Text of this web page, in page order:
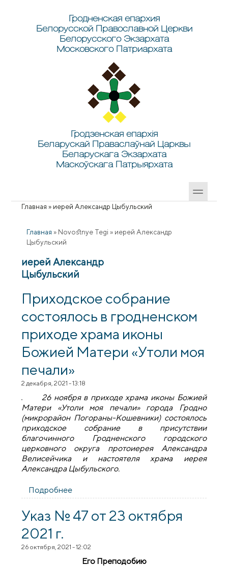
Гродненская епархия
Белорусской Православной Церкви
Белорусского Экзархата
Московского Патриархата
Гродзенская епархія
Беларускай Праваслаўнай Царквы
Беларускага Экзархата
Маскоўскага Патрыярхата
Вы здесь
Главная » иерей Александр Цыбульский
Главная » Novostnye Tegi » иерей Александр
Цыбульский
иерей Александр
Цыбульский
Приходское собрание
состоялось в гродненском
приходе храма иконы
Божией Матери «Утоли моя
печали»
2 декабря, 2021 - 13:18
26 ноября в приходе храма иконы Божией
Матери «Утоли моя печали» города Гродно
(микрорайон Погораны-Кошевники) состоялось
приходское собрание в присутствии
благочинного Гродненского городского
церковного округа протоиерея Александра
Велисейчика и настоятеля храма иерея
Александра Цыбульского.
Подробнее
гродненском приходе храма иконы
Божией Матери «Утоли моя печали»
Указ № 47 от 23 октября
2021 г.
26 октября, 2021 - 12:02
Его Преподобию